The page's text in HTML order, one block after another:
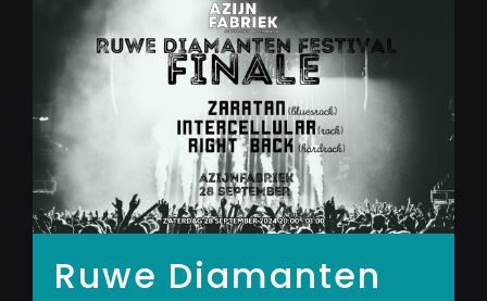
Ruwe Diamanten